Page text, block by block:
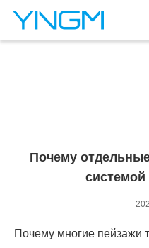
Почему
системой
Почему многие пейзажи